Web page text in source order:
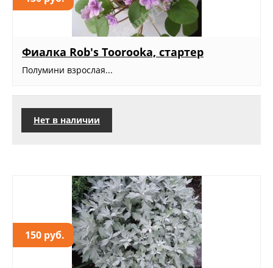
Фиалка Rob's Toorooka, стартер
Полумини взрослая...
Нет в наличии
150 руб.